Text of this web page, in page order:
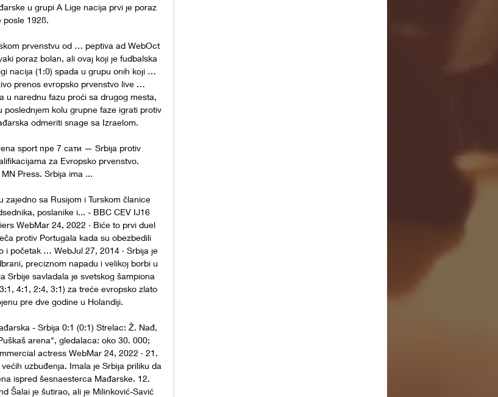
u grupi A Lige nacija prvi je poraz
posle 1928.
prvenstvu od … peptiva ad WebOct
poraz bolan, ali ovaj koji je fudbalska
nacija (1:0) spada u grupu onih koji …
prenos evropsko prvenstvo live …
u narednu fazu proći sa drugog mesta,
poslednjem kolu grupne faze igrati protiv
odmeriti snage sa Izraelom.
sport пре 7 сати — Srbija protiv
za Evropsko prvenstvo.
Press. Srbija ima ...
sa Rusijom i Turskom članice
poslanike i... - BBC CEV IJ16
WebMar 24, 2022 · Biće to prvi duel
protiv Portugala kada su obezbedili
i početak … WebJul 27, 2014 · Srbija je
preciznom napadu i velikoj borbi u
Srbije savladala je svetskog šampiona
4:1, 2:4, 3:1) za treće evropsko zlato
pre dve godine u Holandiji.
- Srbija 0:1 (0:1) Strelac: Ž. Nađ,
arena", gledalaca: oko 30. 000;
actress WebMar 24, 2022 · 21.
uzbuđenja. Imala je Srbija priliku da
ispred šesnaesterca Mađarske. 12.
Šalai je šutirao, ali je Milinković-Savić